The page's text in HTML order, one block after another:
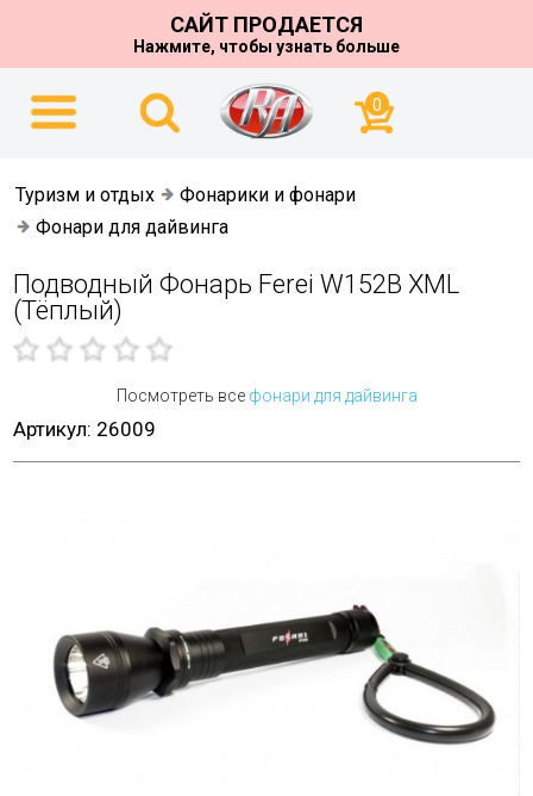
САЙТ ПРОДАЕТСЯ
Нажмите, чтобы узнать больше
0
Туризм и отдых
Фонарики и фонари
Фонари для дайвинга
Подводный Фонарь Ferei W152B XML
(тёплый)
Посмотреть все фонари для дайвинга
Артикул: 26009